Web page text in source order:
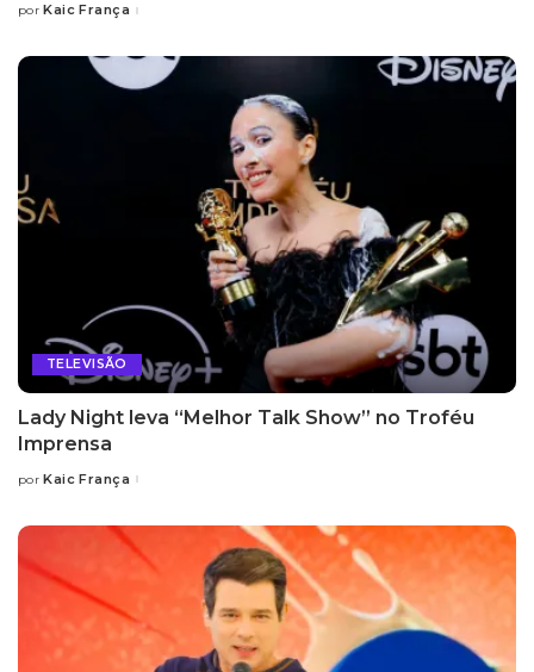
Posted
por Kaic França
TELEVISÃO
Lady Night leva “Melhor Talk Show” no Troféu
Imprensa
Posted
por Kaic França